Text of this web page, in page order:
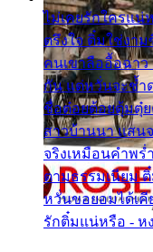
ไม่เคยรักใครแน่
ตรึงใจ ติ๋มใช่งา
คนเขาลืออื้อฉา
กัน แต่หวั่นจะช้ำ
ชื่อต๋อยต้อยตุ้มตุ๋ย
สาวบ้านนา แสน
จริงเหมือนคำพร่
ตามธรรมเนียม
หวั่นขอยอมได้เคี
รักติ๋มแน่หรือ - ห